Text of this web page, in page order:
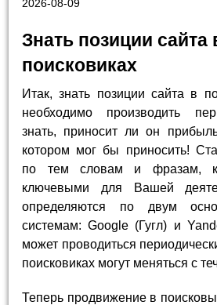
2026-08-09
Знать позиции сайта
поисковиках
Итак, знать позиции сайта в
необходимо производить
знать, приносит ли он
котором мог бы приносить!
по тем словам и фразам,
ключевыми для Вашей
определяются по двум
системам: Google (Гугл) и
может проводиться
поисковиках могут меняться с
Теперь продвижение в